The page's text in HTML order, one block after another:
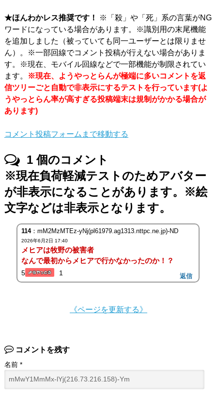
★ほんわかレス推奨です！
※「殺」や「死」系の言葉がNG
ワードになっている場合があります。※識別用の末尾機能
を追加しました（被っていても同一ユーザーとは限りませ
ん）。※一部回線でコメント投稿が行えない場合がありま
す。※現在、モバイル回線などで一部機能が制限されてい
ます。
※現在、ようやっとらんが極端に多いコメントを返
信ツリーごと自動で非表示にするテストを行っています(よ
うやっとらん率が高すぎる投稿端末は規制がかかる場合が
あります)
コメント投稿フォームまで移動する
1個のコメント
※現在負荷軽減テストのためアバター
が非表示になることがあります。※絵
文字などは非表示となります。
114：mM2MzMTEz-yNj(pl61979.ag1313.nttpc.ne.jp)-ND
2026年6月2日 17:40
メヒアは牧野の被害者
なんで最初からメヒアで行かなかったのか！？
5 1 返信
《ページを更新する》
コメントを残す
名前 *